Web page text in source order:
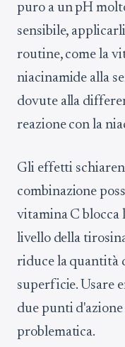
puro a un pH
sensibile,
routine, come la
niacinamide alla
dovute alla
reazione con la
Gli effetti
combinazione
vitamina C blocca
livello della
riduce la quantità
superficie. Usare
due punti
problematica.